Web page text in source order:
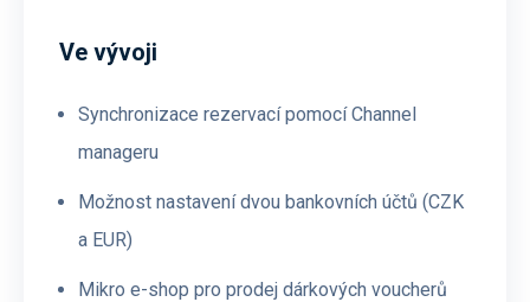
Ve vývoji
Synchronizace rezervací pomocí Channel
manageru
Možnost nastavení dvou bankovních účtů (CZK
a EUR)
Mikro e-shop pro prodej dárkových voucherů